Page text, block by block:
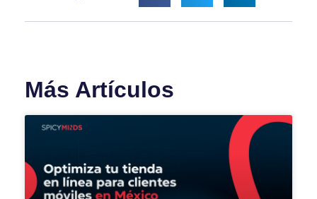
Más Artículos